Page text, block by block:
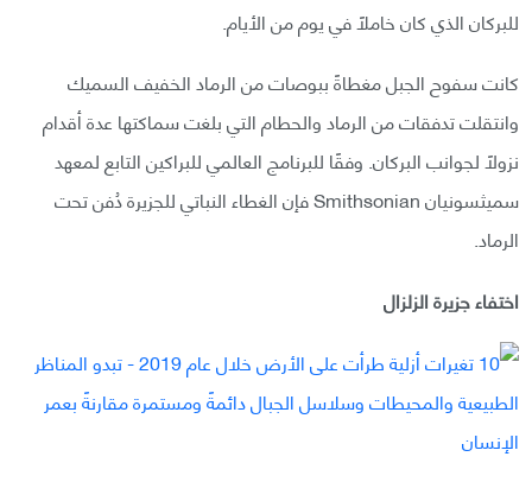
للبركان الذي كان خاملًا في يوم من الأيام.
كانت سفوح الجبل مغطاةً ببوصات من الرماد الخفيف السميك
وانتقلت تدفقات من الرماد والحطام التي بلغت سماكتها عدة أقدام
نزولًا لجوانب البركان. وفقًا للبرنامج العالمي للبراكين التابع لمعهد
سميثسونيان Smithsonian فإن الغطاء النباتي للجزيرة دُفن تحت
الرماد.
اختفاء جزيرة الزلزال